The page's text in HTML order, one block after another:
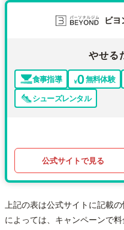
ビヨ
やせる
食事指導 無料体験
シューズレンタル
公式サイトで見る
上記の表は公式サイトに記載
によっては、キャンペーンで